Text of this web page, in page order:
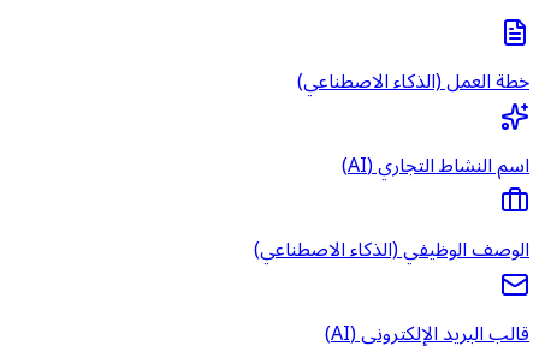
خطة العمل (الذكاء الاصطناعي)
اسم النشاط التجاري (AI)
الوصف الوظيفي (الذكاء الاصطناعي)
قالب البريد الإلكتروني (AI)